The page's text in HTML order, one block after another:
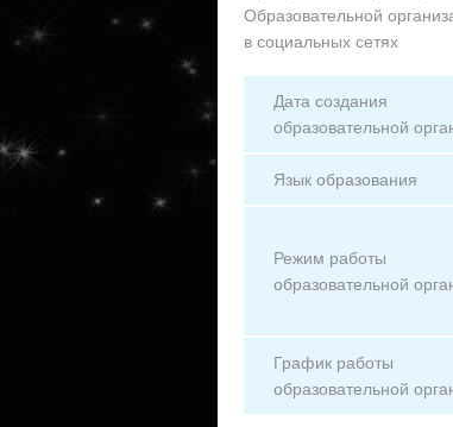
Образовательной
в социальных сетях
Дата создания
образовательной
Язык образования
Режим работы
образовательной
График работы
образовательной